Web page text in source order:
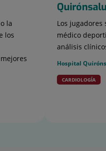
la
los
Los
médico
análisis
Hospital
CARDIOLOGÍA